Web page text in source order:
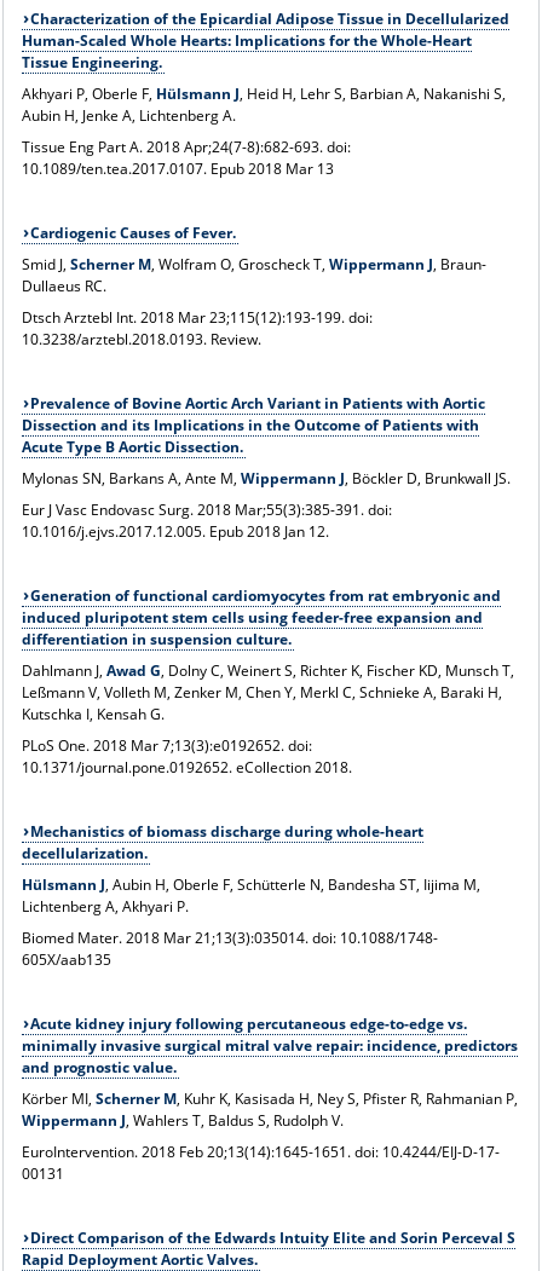
Characterization of the Epicardial Adipose Tissue in Decellularized
Human-Scaled Whole Hearts: Implications for the Whole-Heart
Tissue Engineering.
Akhyari P, Oberle F, Hülsmann J, Heid H, Lehr S, Barbian A, Nakanishi S,
Aubin H, Jenke A, Lichtenberg A.
Tissue Eng Part A. 2018 Apr;24(7-8):682-693. doi:
10.1089/ten.tea.2017.0107. Epub 2018 Mar 13
Cardiogenic Causes of Fever.
Smid J, Scherner M, Wolfram O, Groscheck T, Wippermann J, Braun-
Dullaeus RC.
Dtsch Arztebl Int. 2018 Mar 23;115(12):193-199. doi:
10.3238/arztebl.2018.0193. Review.
Prevalence of Bovine Aortic Arch Variant in Patients with Aortic
Dissection and its Implications in the Outcome of Patients with
Acute Type B Aortic Dissection.
Mylonas SN, Barkans A, Ante M, Wippermann J, Böckler D, Brunkwall JS.
Eur J Vasc Endovasc Surg. 2018 Mar;55(3):385-391. doi:
10.1016/j.ejvs.2017.12.005. Epub 2018 Jan 12.
Generation of functional cardiomyocytes from rat embryonic and
induced pluripotent stem cells using feeder-free expansion and
differentiation in suspension culture.
Dahlmann J, Awad G, Dolny C, Weinert S, Richter K, Fischer KD, Munsch T,
Leßmann V, Volleth M, Zenker M, Chen Y, Merkl C, Schnieke A, Baraki H,
Kutschka I, Kensah G.
PLoS One. 2018 Mar 7;13(3):e0192652. doi:
10.1371/journal.pone.0192652. eCollection 2018.
Mechanistics of biomass discharge during whole-heart
decellularization.
Hülsmann J, Aubin H, Oberle F, Schütterle N, Bandesha ST, Iijima M,
Lichtenberg A, Akhyari P.
Biomed Mater. 2018 Mar 21;13(3):035014. doi: 10.1088/1748-
605X/aab135
Acute kidney injury following percutaneous edge-to-edge vs.
minimally invasive surgical mitral valve repair: incidence, predictors
and prognostic value.
Körber MI, Scherner M, Kuhr K, Kasisada H, Ney S, Pfister R, Rahmanian P,
Wippermann J, Wahlers T, Baldus S, Rudolph V.
EuroIntervention. 2018 Feb 20;13(14):1645-1651. doi: 10.4244/EIJ-D-17-
00131
Direct Comparison of the Edwards Intuity Elite and Sorin Perceval S
Rapid Deployment Aortic Valves.